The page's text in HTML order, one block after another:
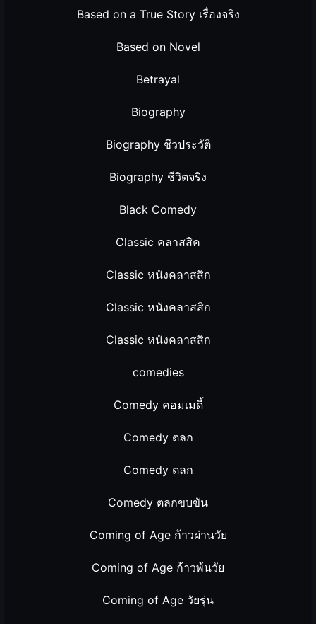
Based on a True Story เรื่องจริง
Based on Novel
Betrayal
Biography
Biography ชีวประวัติ
Biography ชีวิตจริง
Black Comedy
Classic คลาสสิค
Classic หนังคลาสสิก
Classic หนังคลาสสิก
Classic หนังคลาสสิก
comedies
Comedy คอมเมดี้
Comedy ตลก
Comedy ตลก
Comedy ตลกขบขัน
Coming of Age ก้าวผ่านวัย
Coming of Age ก้าวพ้นวัย
Coming of Age วัยรุ่น